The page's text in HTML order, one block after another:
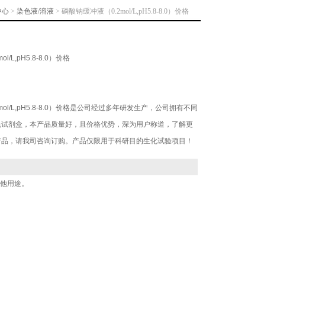
心 > 染色液/溶液 > 磷酸钠缓冲液（0.2mol/L,pH5.8-8.0）价格
L,pH5.8-8.0）价格
L,pH5.8-8.0）价格是公司经过多年研发生产，公司拥有不同
剂盒，本产品质量好，且价格优势，深为用户称道，了解更
，请我司咨询订购。产品仅限用于科研目的生化试验项目！
用途。